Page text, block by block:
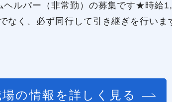
ヘルパー（非常勤）の募集です★時給
なく、必ず同行して引き継ぎを行いま
の情報を詳しく見る